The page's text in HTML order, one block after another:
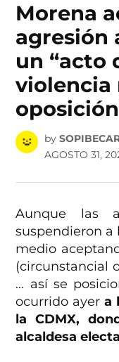
Morena
agresión
un “acto
violencia
by
AGOSTO 31,
Aunque las
suspendieron a
medio
(circunstancial
… así se
ocurrido ayera
la CDMX,
alcaldesa